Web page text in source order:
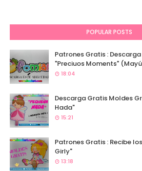
POPULAR POSTS
Patrones Gratis :
"Preciuos Moments"
18:04
Descarga Gratis Moldes
Hada"
15:21
Patrones Gratis : Recibe
Girly"
13:18